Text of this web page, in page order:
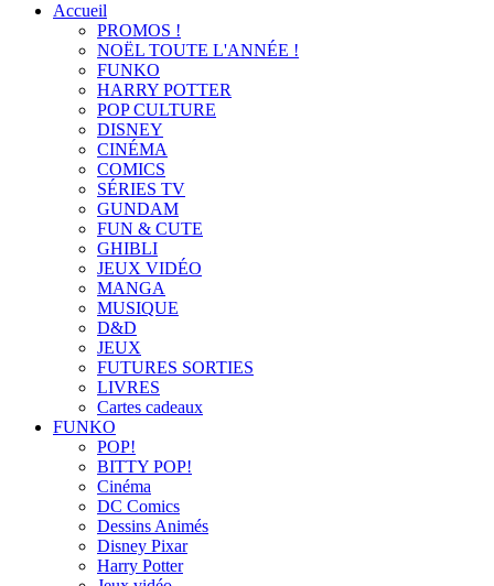
Accueil
PROMOS !
NOËL TOUTE L'ANNÉE !
FUNKO
HARRY POTTER
POP CULTURE
DISNEY
CINÉMA
COMICS
SÉRIES TV
GUNDAM
FUN & CUTE
GHIBLI
JEUX VIDÉO
MANGA
MUSIQUE
D&D
JEUX
FUTURES SORTIES
LIVRES
Cartes cadeaux
FUNKO
POP!
BITTY POP!
Cinéma
DC Comics
Dessins Animés
Disney Pixar
Harry Potter